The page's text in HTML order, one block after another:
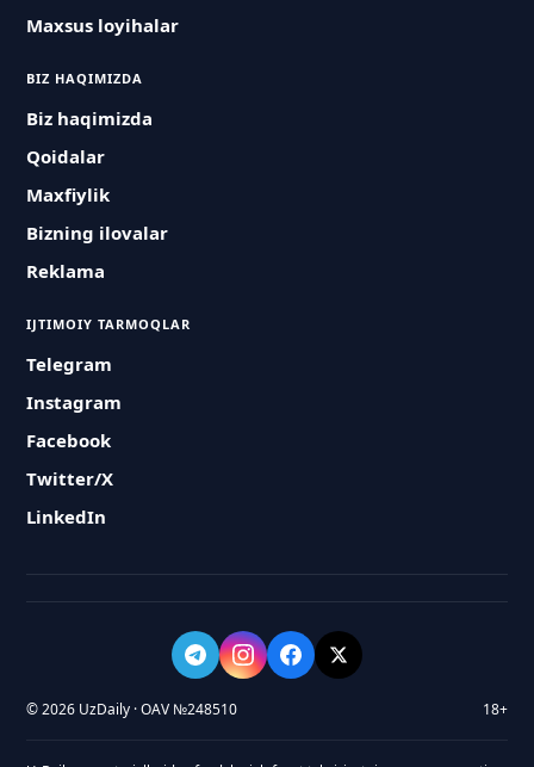
Maxsus loyihalar
BIZ HAQIMIZDA
Biz haqimizda
Qoidalar
Maxfiylik
Bizning ilovalar
Reklama
IJTIMOIY TARMOQLAR
Telegram
Instagram
Facebook
Twitter/X
LinkedIn
© 2026 UzDaily · OAV №248510 18+